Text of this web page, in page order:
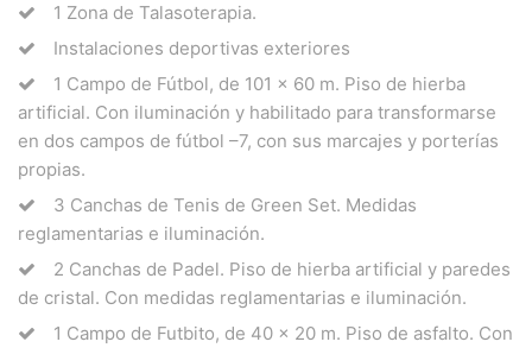
1 Zona de Talasoterapia.
Instalaciones deportivas exteriores
1 Campo de Fútbol, de 101 x 60 m. Piso de hierba
artificial. Con iluminación y habilitado para transformarse
en dos campos de fútbol –7, con sus marcajes y porterías
propias.
3 Canchas de Tenis de Green Set. Medidas
reglamentarias e iluminación.
2 Canchas de Padel. Piso de hierba artificial y paredes
de cristal. Con medidas reglamentarias e iluminación.
1 Campo de Futbito, de 40 x 20 m. Piso de asfalto. Con